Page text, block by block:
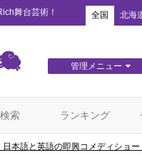
舞台芸術！ 全国 北海
管理メニュー
検索 ランキング
本語と英語の即興コメディショ